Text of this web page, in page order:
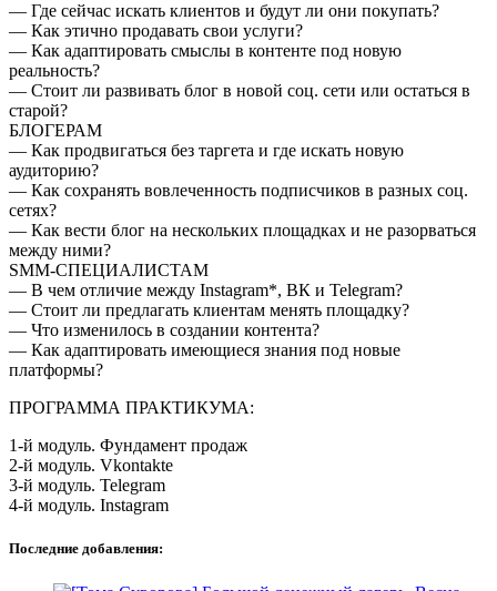
— Где сейчас искать клиентов и будут ли они покупать?
— Как этично продавать свои услуги?
— Как адаптировать смыслы в контенте под новую
реальность?
— Стоит ли развивать блог в новой соц. сети или остаться в
старой?
БЛОГЕРАМ
— Как продвигаться без таргета и где искать новую
аудиторию?
— Как сохранять вовлеченность подписчиков в разных соц.
сетях?
— Как вести блог на нескольких площадках и не разорваться
между ними?
SMM-СПЕЦИАЛИСТАМ
— В чем отличие между Instagram*, ВК и Telegram?
— Стоит ли предлагать клиентам менять площадку?
— Что изменилось в создании контента?
— Как адаптировать имеющиеся знания под новые
платформы?
ПРОГРАММА ПРАКТИКУМА:
1-й модуль. Фундамент продаж
2-й модуль. Vkontakte
3-й модуль. Telegram
4-й модуль. Instagram
Последние добавления: